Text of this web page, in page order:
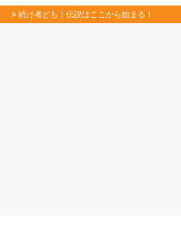
健康
宇宙
続け者ども！伝説はここから始まる！